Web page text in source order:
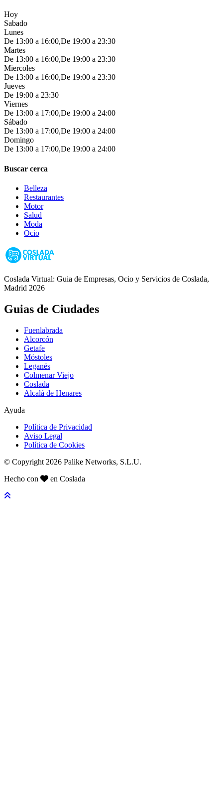
Hoy
Sabado
Lunes
De 13:00 a 16:00,De 19:00 a 23:30
Martes
De 13:00 a 16:00,De 19:00 a 23:30
Miercoles
De 13:00 a 16:00,De 19:00 a 23:30
Jueves
De 19:00 a 23:30
Viernes
De 13:00 a 17:00,De 19:00 a 24:00
Sábado
De 13:00 a 17:00,De 19:00 a 24:00
Domingo
De 13:00 a 17:00,De 19:00 a 24:00
Buscar cerca
Belleza
Restaurantes
Motor
Salud
Moda
Ocio
Coslada Virtual: Guia de Empresas, Ocio y Servicios de Coslada,
Madrid 2026
Guias de Ciudades
Fuenlabrada
Alcorcón
Getafe
Móstoles
Leganés
Colmenar Viejo
Coslada
Alcalá de Henares
Ayuda
Política de Privacidad
Aviso Legal
Política de Cookies
© Copyright 2026 Palike Networks, S.L.U.
Hecho con
en Coslada